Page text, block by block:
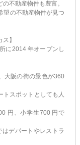
不動産物件も豊富。
望の不動産物件が見つ
】
に2014 年オープンし
大阪の街の景色が360
トスポットとしても人
円、小学生700 円で
はデパートやレストラ